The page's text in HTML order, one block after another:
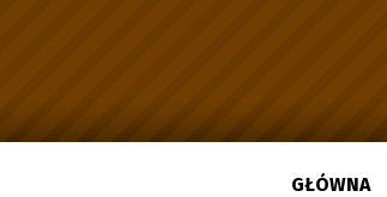
GŁÓWNA